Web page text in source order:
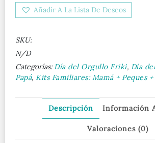
hijo
cantidad
Añadir A La Lista De Deseos
SKU:
N/D
Categorías: Día del Orgullo Friki, Día
Papá, Kits Familiares: Mamá + Peques
Descripción Información
Valoraciones (0)